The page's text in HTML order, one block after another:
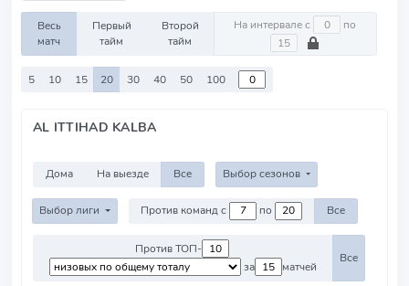
Весь
матч
Первый
тайм
Второй
тайм
На интервале с по
5 10 15 20 30 40 50 100
AL ITTIHAD KALBA
Дома На выезде Все Выбор сезонов
Выбор лиги Против команд с по Все
Против ТОП-
за
матчей
Все